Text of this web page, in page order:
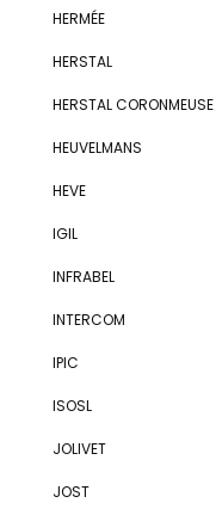
HERMÉE
HERSTAL
HERSTAL CORONMEUSE
HEUVELMANS
HEVE
IGIL
INFRABEL
INTERCOM
IPIC
ISOSL
JOLIVET
JOST